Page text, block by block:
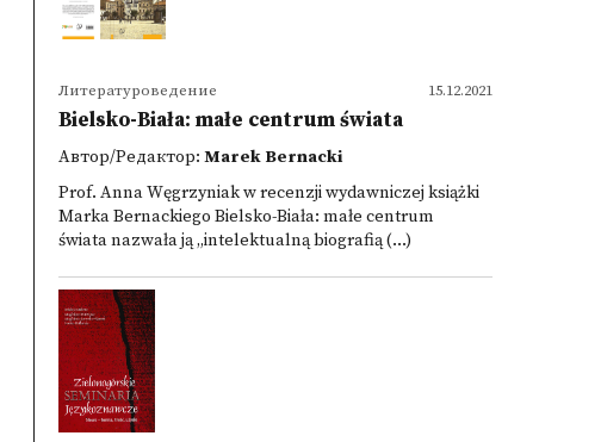
15.12.2021
Литературоведение
Bielsko-Biała: małe centrum świata
Автор/Редактор: Marek Bernacki
Prof. Anna Węgrzyniak w recenzji wydawniczej książki
Marka Bernackiego Bielsko-Biała: małe centrum
świata nazwała ją „intelektualną biografią (...)